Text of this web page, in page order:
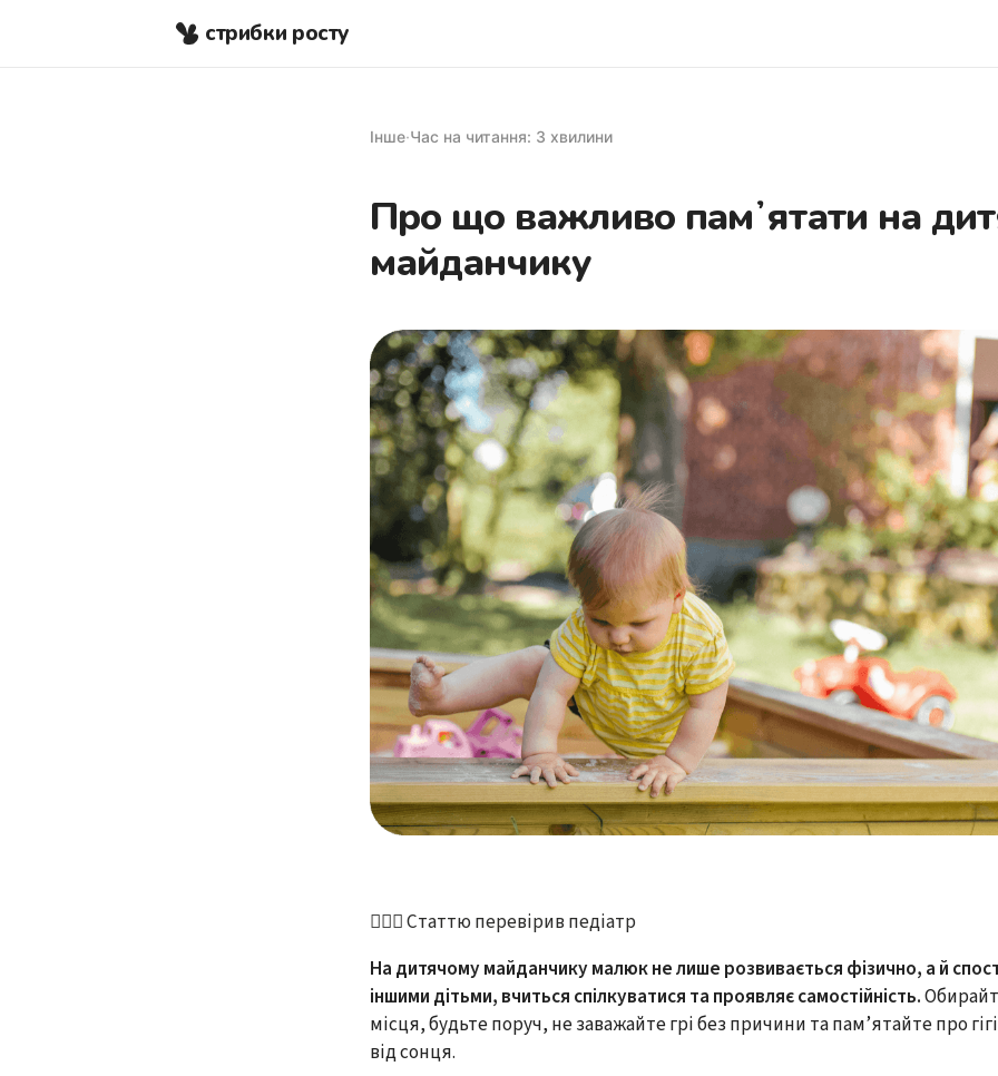
стрибки росту
Інше·Час на читання: 3 хвилини
Про що важливо памʼятати на
майданчику
👩🏻‍⚕️ Статтю перевірив педіатр
На дитячому майданчику малюк не лише розвивається фізично, а й
іншими дітьми, вчиться спілкуватися та проявляє самостійність.
місця, будьте поруч, не заважайте грі без причини та пам’ятайте про
від сонця.